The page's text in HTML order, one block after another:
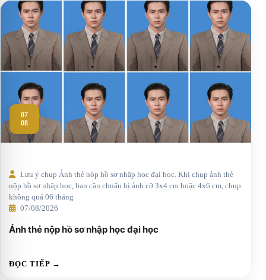
07
08
Lưu ý chụp Ảnh thẻ nộp hồ sơ nhập học đại học. Khi chụp ảnh thẻ
nộp hồ sơ nhập học, bạn cần chuẩn bị ảnh cỡ 3x4 cm hoặc 4x6 cm, chụp
không quá 06 tháng
07/08/2026
Ảnh thẻ nộp hồ sơ nhập học đại học
ĐỌC TIẾP →